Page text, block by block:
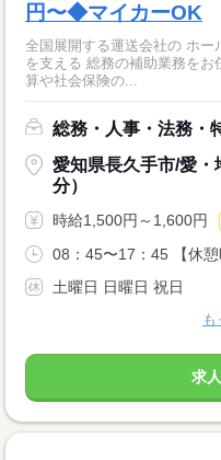
円〜◆マイカーOK
全国展開する運送会社の ホー
を支える 総務の補助業務をお任せします。 ▼具
算や社会保険の...
総務・人事・法務・
愛知県長久手市/愛
分）
時給1,500円～1,600円
08：45〜17：45 【休
土曜日 日曜日 祝日
も
求